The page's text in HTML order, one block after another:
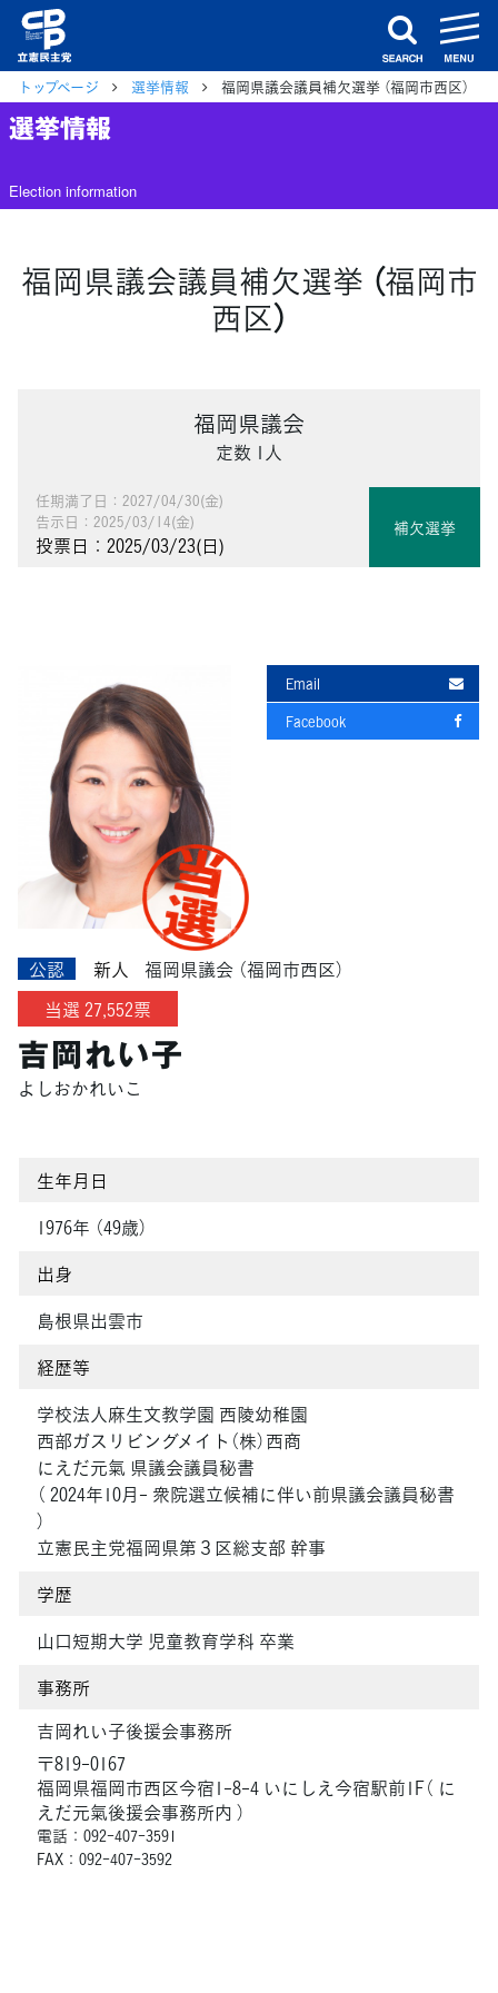
search
トップページ 選挙情報 福岡県議会議員補欠選挙 （福岡市西区）
選挙情報
Election information
福岡県議会議員補欠選挙 （福岡市
西区）
福岡県議会
定数 1人
任期満了日：2027/04/30(金)
告示日：2025/03/14(金)
投票日：2025/03/23(日)
補欠選挙
Email
Facebook
公認 新人 福岡県議会 （福岡市西区）
当選 27,552票
吉岡れい子
よしおかれいこ
生年月日
1976年 （49歳）
出身
島根県出雲市
経歴等
学校法人麻生文教学園 西陵幼稚園
西部ガスリビングメイト（株）西商
にえだ元氣 県議会議員秘書
（ 2024年10月- 衆院選立候補に伴い前県議会議員秘書
）
立憲民主党福岡県第３区総支部 幹事
学歴
山口短期大学 児童教育学科 卒業
事務所
吉岡れい子後援会事務所
〒819-0167
福岡県福岡市西区今宿1-8-4 いにしえ今宿駅前1F（ に
えだ元氣後援会事務所内 ）
電話：092-407-3591
FAX：092-407-3592